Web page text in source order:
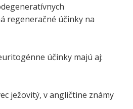
regeneračné účinky na
účinky majú aj:
ježovitý, v angličtine známy